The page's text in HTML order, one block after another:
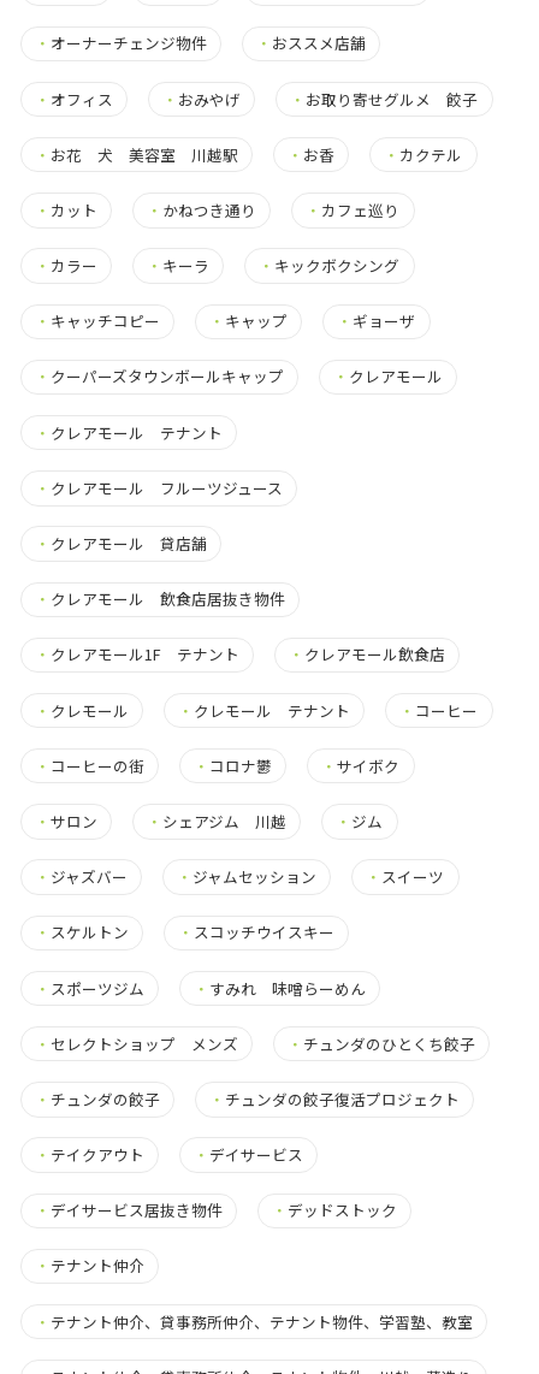
・ オーナーチェンジ物件 ・ おススメ店舗
・ オフィス ・ おみやげ ・ お取り寄せグルメ 餃子
・ お花 犬 美容室 川越駅 ・ お香 ・ カクテル
・ カット ・ かねつき通り ・ カフェ巡り
・ カラー ・ キーラ ・ キックボクシング
・ キャッチコピー ・ キャップ ・ ギョーザ
・ クーパーズタウンボールキャップ ・ クレアモール
・ クレアモール テナント
・ クレアモール フルーツジュース
・ クレアモール 貸店舗
・ クレアモール 飲食店居抜き物件
・ クレアモール1F テナント ・ クレアモール飲食店
・ クレモール ・ クレモール テナント ・ コーヒー
・ コーヒーの街 ・ コロナ鬱 ・サイボク
・ サロン ・ シェアジム 川越 ・ ジム
・ ジャズバー ・ ジャムセッション ・ スイーツ
・ スケルトン ・ スコッチウイスキー
・ スポーツジム ・ すみれ 味噌らーめん
・ セレクトショップ メンズ ・ チュンダのひとくち餃子
・ チュンダの餃子 ・ チュンダの餃子復活プロジェクト
・ テイクアウト ・ デイサービス
・ デイサービス居抜き物件 ・ デッドストック
・ テナント仲介
・ テナント仲介、貸事務所仲介、テナント物件、学習塾、教室